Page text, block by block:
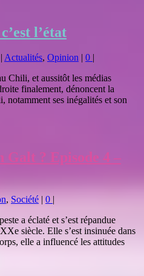
l’état
| Actualités, Opinion | 0 |
Chili, et aussitôt les médias
finalement, dénoncent la
ses inégalités et son
Galt ? Episode 4 –
, Société | 0 |
a éclaté et s’est répandue
siècle. Elle s’est insinuée dans
elle a influencé les attitudes